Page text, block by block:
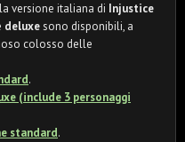
versione italiana di Injustice
deluxesono disponibili, a
colosso delle
.
(include 3 personaggi
standard.